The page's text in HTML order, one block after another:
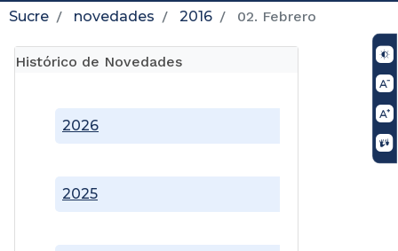
Sucre novedades 2016 02. Febrero
Histórico de Novedades
2025
2026